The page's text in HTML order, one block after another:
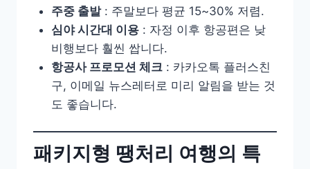
주중 출발: 주말보다 평균 15~30% 저렴.
심야 시간대 이용: 자정 이후 항공편은 낮
비행보다 훨씬 쌉니다.
항공사 프로모션 체크: 카카오톡 플러스친
구, 이메일 뉴스레터로 미리 알림을 받는 것
도 좋습니다.
패키지형 땡처리 여행의 특